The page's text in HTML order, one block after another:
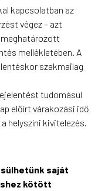
kapcsolatban az
végez – azt
meghatározott
mellékletében. A
szakmailag
tudomásul
előírt várakozási idő
helyszíni kivitelezés.
saját
kötött